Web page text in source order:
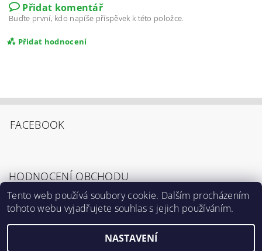
Přidat komentář
Buďte první, kdo napíše příspěvek k této položce.
Přidat hodnocení
Souhlasím sPodmínkami ochrany osobních
FACEBOOK
HODNOCENÍ OBCHODU
Zobrazit všechna hodnocení obchodu
Tento web používá soubory cookie. Dalším procházením
tohoto webu vyjadřujete souhlas s jejich používáním.
NASTAVENÍ